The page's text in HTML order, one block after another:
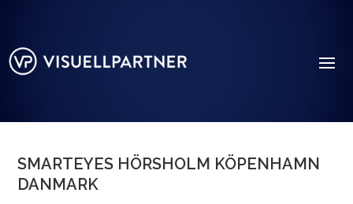
SMARTEYES HÖRSHOLM KÖPENHAMN
DANMARK